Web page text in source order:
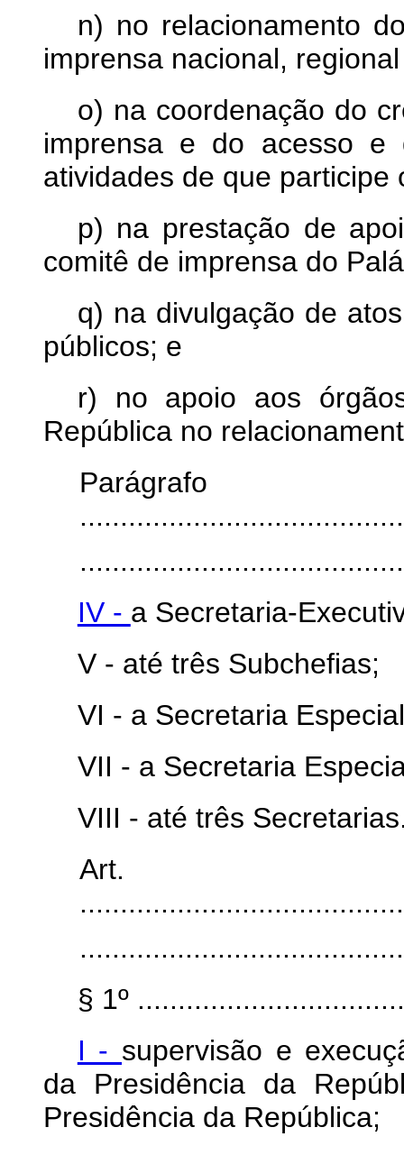
n) no relacionamento
imprensa nacional,
o) na coordenação do
imprensa e do acesso e
atividades de que
p) na prestação de
comitê de imprensa do
q) na divulgação de
públicos; e
r) no apoio aos
República no
IV - a Secretaria-
V - até três Subchefias;
VI - a Secretaria
VII - a Secretaria
VIII - até três
§ 1º
I - supervisão e
da Presidência da
Presidência da República;